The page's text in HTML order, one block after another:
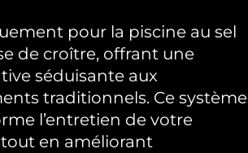
pour la piscine au sel
de croître, offrant une
séduisante aux
traditionnels. Ce système
l’entretien de votre
en améliorant